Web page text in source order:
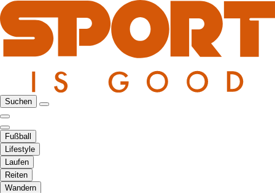
Suchen
Fußball
Lifestyle
Laufen
Reiten
Wandern